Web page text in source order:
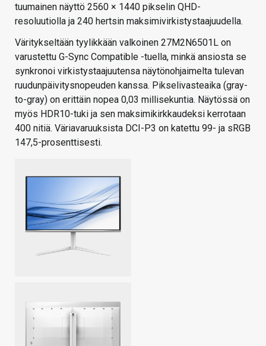
tuumainen näyttö 2560 × 1440 pikselin QHD-
resoluutiolla ja 240 hertsin maksimivirkistystaajuudella.
Väritykseltään tyylikkään valkoinen 27M2N6501L on
varustettu G-Sync Compatible -tuella, minkä ansiosta se
synkronoi virkistystaajuutensa näytönohjaimelta tulevan
ruudunpäivitysnopeuden kanssa. Pikselivasteaika (gray-
to-gray) on erittäin nopea 0,03 millisekuntia. Näytössä on
myös HDR10-tuki ja sen maksimikirkkaudeksi kerrotaan
400 nitiä. Väriavaruuksista DCI-P3 on katettu 99- ja sRGB
147,5-prosenttisesti.